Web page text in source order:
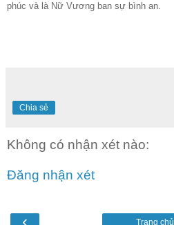
phúc và là Nữ Vương ban sự bình an.
Chia sẻ
Không có nhận xét nào:
Đăng nhận xét
Trang chủ